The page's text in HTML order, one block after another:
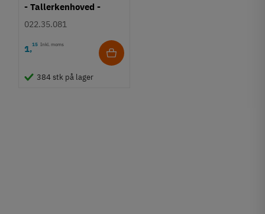
- Tallerkenhoved -
Krydskærv
022.35.081
1,15 Inkl. moms
384 stk på lager